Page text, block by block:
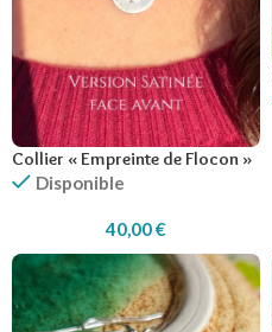
Collier « Empreinte de Flocon »
Disponible
40,00€